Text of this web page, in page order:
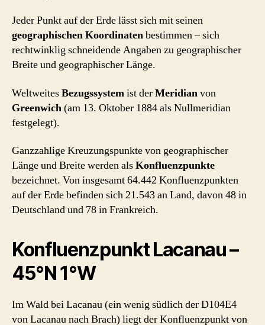
Jeder Punkt auf der Erde lässt sich mit seinen
geographischen Koordinatenbestimmen – sich
rechtwinklig schneidende Angaben zu geographischer
Breite und geographischer Länge.
WeltweitesBezugssystemist derMeridianvon
Greenwich(am 13. Oktober 1884 als Nullmeridian
festgelegt).
Ganzzahlige Kreuzungspunkte von geographischer
Länge und Breite werden alsKonfluenzpunkte
bezeichnet. Von insgesamt 64.442 Konfluenzpunkten
auf der Erde befinden sich 21.543 an Land, davon 48 in
Deutschland und 78 in Frankreich.
Konfluenzpunkt Lacanau –
45°N 1°W
Im Wald bei Lacanau (ein wenig südlich der D104E4
von Lacanau nach Brach) liegt der Konfluenzpunkt von